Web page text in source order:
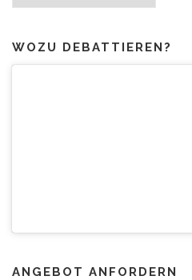
WOZU DEBATTIEREN?
ANGEBOT ANFORDERN